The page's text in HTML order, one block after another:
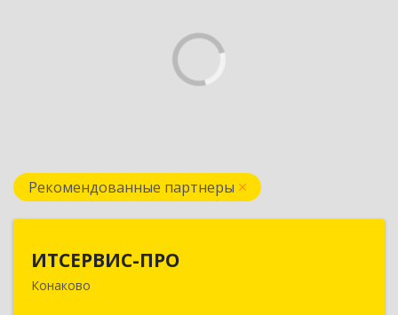
Рекомендованные партнеры
ИТСЕРВИС-ПРО
Конаково171252, Тверская обл, Конаковский р-н,